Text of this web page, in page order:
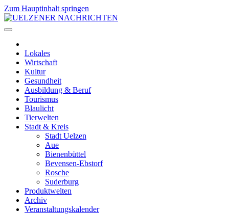
Zum Hauptinhalt springen
Lokales
Wirtschaft
Kultur
Gesundheit
Ausbildung & Beruf
Tourismus
Blaulicht
Tierwelten
Stadt & Kreis
Stadt Uelzen
Aue
Bienenbüttel
Bevensen-Ebstorf
Rosche
Suderburg
Produktwelten
Archiv
Veranstaltungskalender